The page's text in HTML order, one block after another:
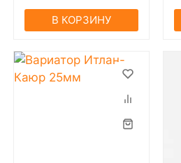
В КОРЗИНУ